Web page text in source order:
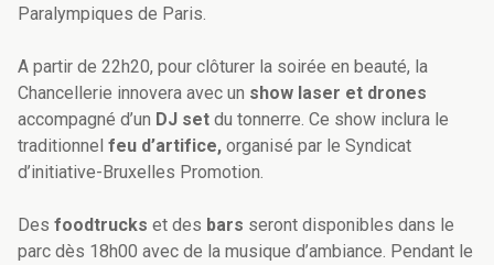
Paralympiques de Paris.
A partir de 22h20, pour clôturer la soirée en beauté, la
Chancellerie innovera avec un show laser et drones
accompagné d’un DJ set du tonnerre. Ce show inclura le
traditionnel feu d’artifice, organisé par le Syndicat
d’initiative-Bruxelles Promotion.
Des foodtrucks et des bars seront disponibles dans le
parc dès 18h00 avec de la musique d’ambiance. Pendant le